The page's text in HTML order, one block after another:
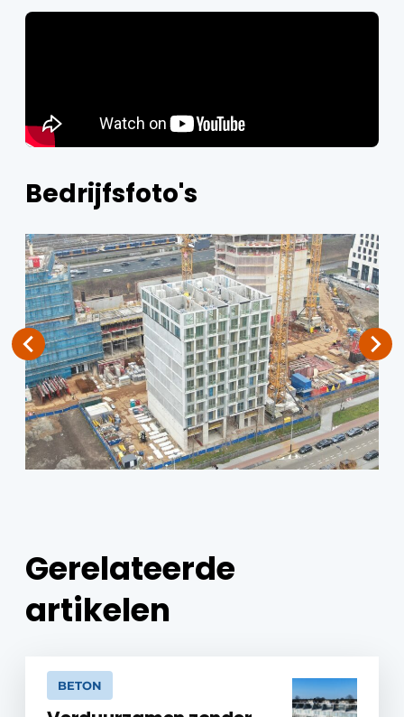
Bedrijfsfoto's
Gerelateerde
artikelen
BETON